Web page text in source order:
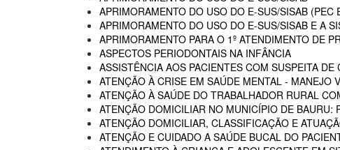
APRIMORAMENTO DO USO DO E-SUS/SISAB (PEC
APRIMORAMENTO DO USO DO E-SUS/SISAB E A
APRIMORAMENTO PARA O 1º ATENDIMENTO DE
ASPECTOS PERIODONTAIS NA INFÂNCIA
ASSISTÊNCIA AOS PACIENTES COM SUSPEITA
ATENÇÃO À CRISE EM SAÚDE MENTAL - MANEJO
ATENÇÃO À SAÚDE DO TRABALHADOR RURAL
ATENÇÃO DOMICILIAR NO MUNICÍPIO DE
ATENÇÃO DOMICILIAR, CLASSIFICAÇÃO E
ATENÇÃO E CUIDADO A SAÚDE BUCAL DO